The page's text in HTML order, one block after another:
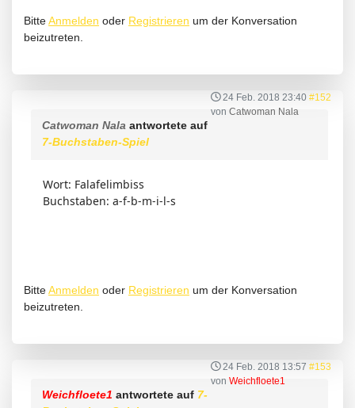
BitteAnmelden oder Registrieren um der Konversation
beizutreten.
24 Feb. 2018 23:40 #152
von Catwoman Nala
Catwoman Nala antwortete auf
7-Buchstaben-Spiel
Wort: Falafelimbiss
Buchstaben: a-f-b-m-i-l-s
BitteAnmelden oder Registrieren um der Konversation
beizutreten.
24 Feb. 2018 13:57 #153
von Weichfloete1
Weichfloete1 antwortete auf 7-